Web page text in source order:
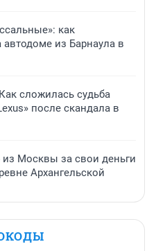
как
автодоме из Барнаула в
сложилась судьба
после скандала в
из Москвы за свои деньги
Архангельской